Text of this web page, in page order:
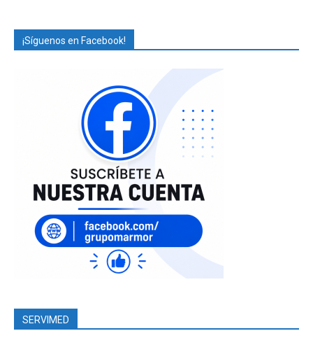
¡Síguenos en Facebook!
SERVIMED